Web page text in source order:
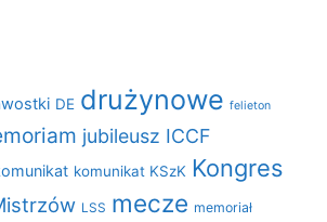
DE drużynowe felieton
jubileusz ICCF
komunikat KSzK Kongres
LSS mecze memoriał